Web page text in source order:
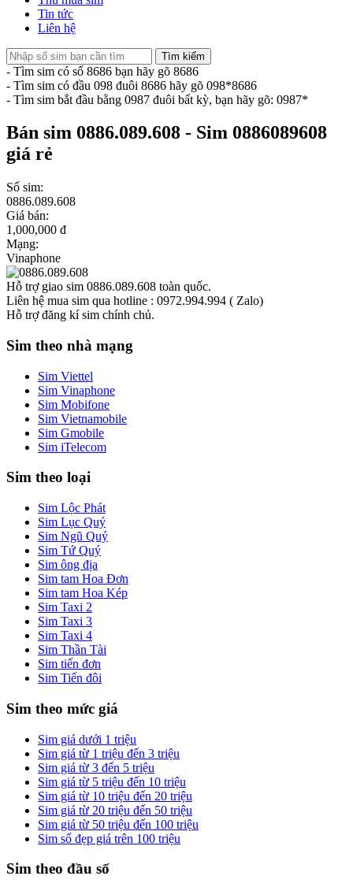
Tin tức
Liên hệ
Tìm kiếm
- Tìm sim có số 8686 bạn hãy gõ 8686
- Tìm sim có đầu 098 đuôi 8686 hãy gõ 098*8686
- Tìm sim bắt đầu bằng 0987 đuôi bất kỳ, bạn hãy gõ: 0987*
Bán sim 0886.089.608 - Sim 0886089608
giá rẻ
Số sim:
0886.089.608
Giá bán:
1,000,000 đ
Mạng:
Vinaphone
Hỗ trợ giao sim 0886.089.608 toàn quốc.
Liên hệ mua sim qua hotline : 0972.994.994 ( Zalo)
Hỗ trợ đăng kí sim chính chủ.
Sim theo nhà mạng
Sim Viettel
Sim Vinaphone
Sim Mobifone
Sim Vietnamobile
Sim Gmobile
Sim iTelecom
Sim theo loại
Sim Lộc Phát
Sim Lục Quý
Sim Ngũ Quý
Sim Tứ Quý
Sim ông địa
Sim tam Hoa Đơn
Sim tam Hoa Kép
Sim Taxi 2
Sim Taxi 3
Sim Taxi 4
Sim Thần Tài
Sim tiến đơn
Sim Tiến đôi
Sim theo mức giá
Sim giá dưới 1 triệu
Sim giá từ 1 triệu đến 3 triệu
Sim giá từ 3 đến 5 triệu
Sim giá từ 5 triệu đến 10 triệu
Sim giá từ 10 triệu đến 20 triệu
Sim giá từ 20 triệu đến 50 triệu
Sim giá từ 50 triệu đến 100 triệu
Sim số đẹp giá trên 100 triệu
Sim theo đầu số